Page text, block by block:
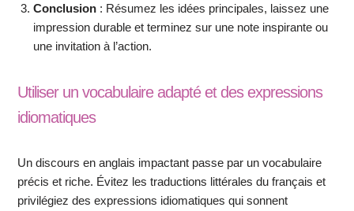
Conclusion : Résumez les idées principales, laissez une
impression durable et terminez sur une note inspirante ou
une invitation à l’action.
Utiliser un vocabulaire adapté et des expressions
idiomatiques
Un discours en anglais impactant passe par un vocabulaire
précis et riche. Évitez les traductions littérales du français et
privilégiez des expressions idiomatiques qui sonnent